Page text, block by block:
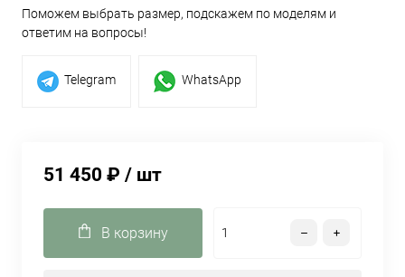
Поможем выбрать размер, подскажем по моделям и
ответим на вопросы!
Telegram WhatsApp
51 450 ₽ / шт
В корзину